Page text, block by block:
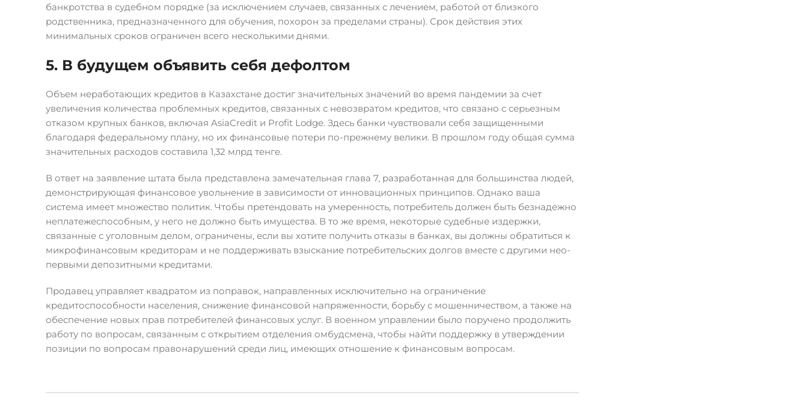
банкротства в судебном порядке (за исключением случаев, связанных с лечением, работой от близкого
родственника, предназначенного для обучения, похорон за пределами страны). Срок действия этих
минимальных сроков ограничен всего несколькими днями.
5. В будущем объявить себя дефолтом
Объем неработающих кредитов в Казахстане достиг значительных значений во время пандемии за счет
увеличения количества проблемных кредитов, связанных с невозвратом кредитов, что связано с серьезным
отказом крупных банков, включая AsiaCredit и Profit Lodge. Здесь банки чувствовали себя защищенными
благодаря федеральному плану, но их финансовые потери по-прежнему велики. В прошлом году общая сумма
значительных расходов составила 1,32 млрд тенге.
В ответ на заявление штата была представлена ​​замечательная глава 7, разработанная для большинства людей,
демонстрирующая финансовое увольнение в зависимости от инновационных принципов. Однако ваша
система имеет множество политик. Чтобы претендовать на умеренность, потребитель должен быть безнадежно
неплатежеспособным, у него не должно быть имущества. В то же время, некоторые судебные издержки,
связанные с уголовным делом, ограничены, если вы хотите получить отказы в банках, вы должны обратиться к
микрофинансовым кредиторам и не поддерживать взыскание потребительских долгов вместе с другими нео-
первыми депозитными кредитами.
Продавец управляет квадратом из поправок, направленных исключительно на ограничение
кредитоспособности населения, снижение финансовой напряженности, борьбу с мошенничеством, а также на
обеспечение новых прав потребителей финансовых услуг. В военном управлении было поручено продолжить
работу по вопросам, связанным с открытием отделения омбудсмена, чтобы найти поддержку в утверждении
позиции по вопросам правонарушений среди лиц, имеющих отношение к финансовым вопросам.